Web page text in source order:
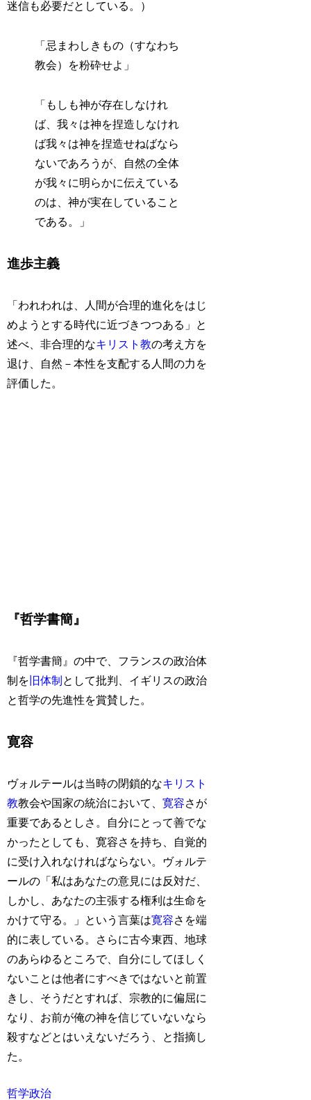
迷信も必要だとしている。）
「忌まわしきもの（すなわち
教会）を粉砕せよ」
「もしも神が存在しなけれ
ば、我々は神を捏造しなけれ
ば我々は神を捏造せねばなら
ないであろうが、自然の全体
が我々に明らかに伝えている
のは、神が実在していること
である。」
進歩主義
「われわれは、人間が合理的進化をはじ
めようとする時代に近づきつつある」と
述べ、非合理的なキリスト教の考え方を
退け、自然－本性を支配する人間の力を
評価した。
『哲学書簡』
『哲学書簡』の中で、フランスの政治体
制を 旧体制 として批判、イギリスの政治
と哲学の先進性を賞賛した。
寛容
ヴォルテールは当時の閉鎖的なキリスト
教教会や国家の統治において、寛容さが
重要であるとしさ。自分にとって善でな
かったとしても、寛容さを持ち、自覚的
に受け入れなければならない。ヴォルテ
ールの「私はあなたの意見には反対だ、
しかし、あなたの主張する権利は生命を
かけて守る。」という言葉は寛容さを端
的に表している。さらに古今東西、地球
のあらゆるところで、自分にしてほしく
ないことは他者にすべきではないと前置
きし、そうだとすれば、宗教的に偏屈に
なり、お前が俺の神を信じていないなら
殺すなどとはいえないだろう、と指摘し
た。
哲学政治